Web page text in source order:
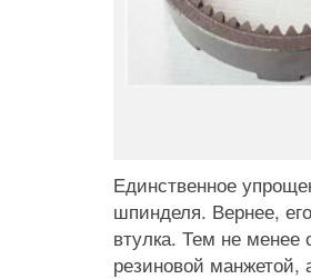
Единственное
шпинделя. Вернее,
втулка. Тем не менее
резиновой